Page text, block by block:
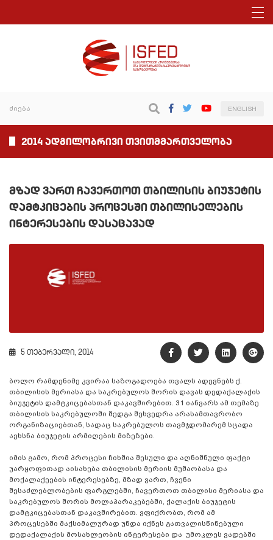
ENGLISH
2014 ადგილობრივი თვითმმართველობა
მზად ვართ ჩავერთოთ თბილისის ბიუჯეტის
დამტკიცების პროცესში თბილისელების
ინტერესების დასაცავად
5 თებერვალი, 2014
ბოლო რამდენიმე კვირაა საზოგადოება თვალს ადევნებს ქ.
თბილისის მერიასა და საკრებულოს შორის დავას დედაქალაქის
ბიუჯეტის დამტკიცებასთან დაკავშირებით. 31 იანვარს ამ თემაზე
თბილისის საკრებულოში შედგა შეხვედრა არასამთავრობო
ორგანიზაციებთან, სადაც საკრებულოს თავმჯდომარემ სცადა
აეხსნა ბიუჯეტის არმიღების მიზეზები.
იმის გამო, რომ პროცესი ჩიხშია შესული და აღნიშნული ფაქტი
უარყოფითად აისახება თბილისის მერიის მუშაობასა და
მოქალაქეების ინტერესებზე, მზად ვართ, ჩვენი
შესაძლებლობების ფარგლებში, ჩავერთოთ თბილისი მერიასა და
საკრებულოს შორის მოლაპარაკებებში, ქალაქის ბიუჯეტის
დამტკიცებასთან დაკავშირებით. ვფიქრობთ, რომ ამ
პროცესებში მაქსიმალურად უნდა იქნეს გათვალისწინებული
დედაქალაქის მოსახლეობის ინტერესები და უმოკლეს ვადებში